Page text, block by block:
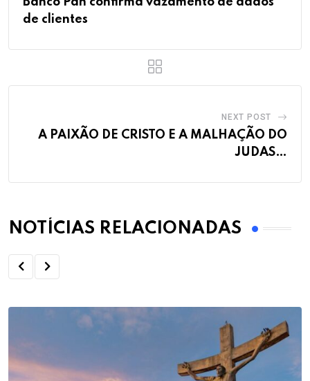
de clientes
NEXT POST
A PAIXÃO DE CRISTO E A MALHAÇÃO DO
JUDAS…
NOTÍCIAS RELACIONADAS